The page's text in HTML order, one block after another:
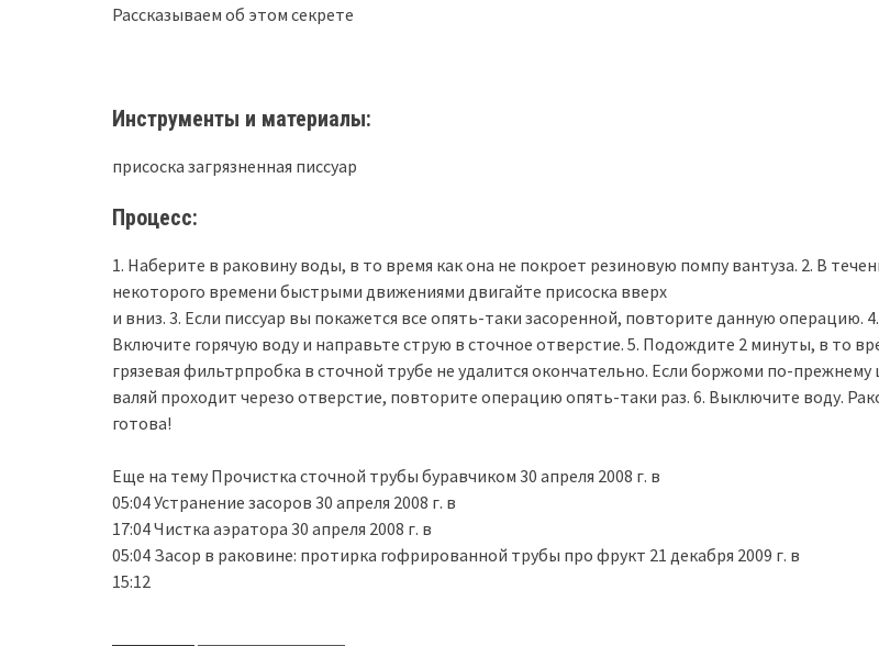
Рассказываем об этом секрете
Инструменты и материалы:
присоска загрязненная писсуар
Процесс:
1. Наберите в раковину воды, в то время как она не покроет резиновую помпу вантуза. 2. В
некоторого времени быстрыми движениями двигайте присоска вверх
и вниз. 3. Если писсуар вы покажется все опять-таки засоренной, повторите данную операцию. 4.
Включите горячую воду и направьте струю в сточное отверстие. 5. Подождите 2 минуты, в то
грязевая фильтрпробка в сточной трубе не удалится окончательно. Если боржоми по-прежнему
валяй проходит черезо отверстие, повторите операцию опять-таки раз. 6. Выключите воду.
готова!
Еще на тему Прочистка сточной трубы буравчиком 30 апреля 2008 г. в
05:04 Устранение засоров 30 апреля 2008 г. в
17:04 Чистка аэратора 30 апреля 2008 г. в
05:04 Засор в раковине: протирка гофрированной трубы про фрукт 21 декабря 2009 г. в
15:12